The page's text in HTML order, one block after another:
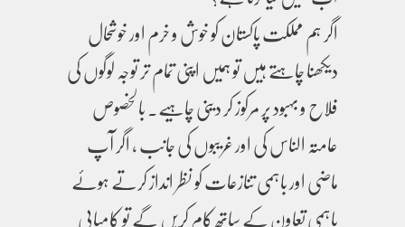
اگر ہم مملکت پاکستان کو خوش و خرم اور خوشحال
دیکھنا چاہتے ہیں تو ہمیں اپنی تمام تر توجہ لوگوں کی
فلاح و بہبود پر مرکوز کر دینی چاہیے۔ بالخصوص
عامتہ الناس کی اور غریبوں کی جانب ، اگر آپ
ماضی اور باہمی تنازعات کو نظر انداز کرتے ہوئے